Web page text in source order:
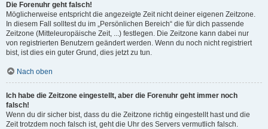
Die Forenuhr geht falsch!
Möglicherweise entspricht die angezeigte Zeit nicht deiner eigenen Zeitzone.
In diesem Fall solltest du im „Persönlichen Bereich“ die für dich passende
Zeitzone (Mitteleuropäische Zeit, ...) festlegen. Die Zeitzone kann dabei nur
von registrierten Benutzern geändert werden. Wenn du noch nicht registriert
bist, ist dies ein guter Grund, dies jetzt zu tun.
Nach oben
Ich habe die Zeitzone eingestellt, aber die Forenuhr geht immer noch
falsch!
Wenn du dir sicher bist, dass du die Zeitzone richtig eingestellt hast und die
Zeit trotzdem noch falsch ist, geht die Uhr des Servers vermutlich falsch.